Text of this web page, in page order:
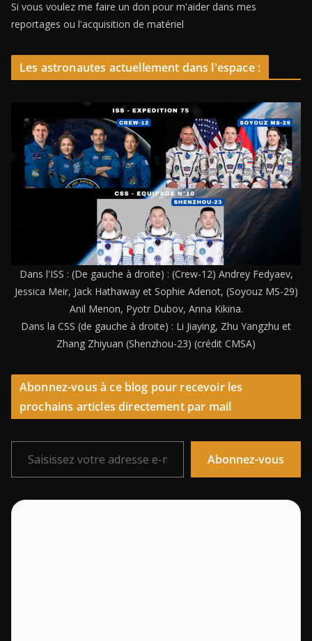
Si vous voulez me faire un don pour m'aider dans mes
reportages ou l'acquisition de matériel
Les astronautes actuellement dans l'espace :
Dans l'ISS : (De gauche à droite) : (Crew-12) Andrey Fedyaev,
Jessica Meir, Jack Hathaway et Sophie Adenot, (Soyouz MS-29)
Anil Menon, Pyotr Dubov, Anna Kikina.
Dans la CSS (de gauche à droite) : Li Jiaying, Zhu Yangzhu et
Zhang Zhiyuan (Shenzhou-23) (crédit CMSA)
Abonnez-vous à ce blog pour recevoir les
prochains articles directement par mail
Saisissez votre adresse e-mail…
Abonnez-vous